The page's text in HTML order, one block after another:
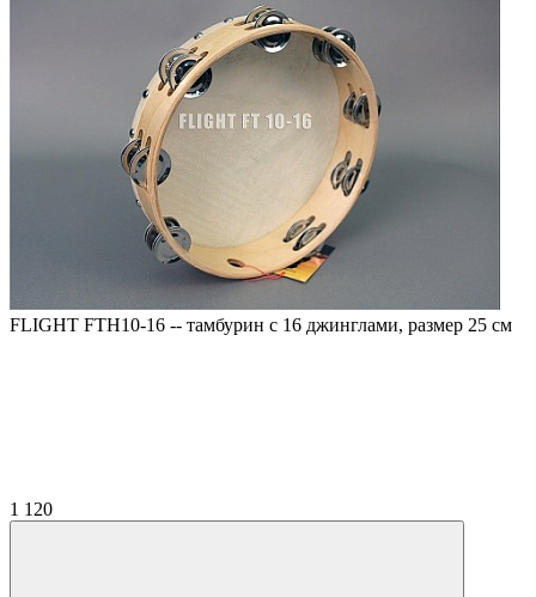
FLIGHT FTH10-16 -- тамбурин с 16 джинглами, размер 25 см
1 120